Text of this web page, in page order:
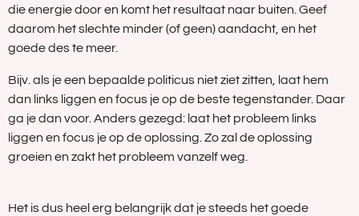
die energie door en komt het resultaat naar buiten. Geef
daarom het slechte minder (of geen) aandacht, en het
goede des te meer.
Bijv. als je een bepaalde politicus niet ziet zitten, laat hem
dan links liggen en focus je op de beste tegenstander. Daar
ga je dan voor. Anders gezegd: laat het probleem links
liggen en focus je op de oplossing. Zo zal de oplossing
groeien en zakt het probleem vanzelf weg.
Het is dus heel erg belangrijk dat je steeds het goede